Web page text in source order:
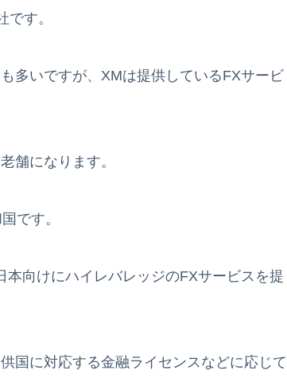
す。
多いですが、XMは提供しているFXサービ
舗になります。
です。
向けにハイレバレッジのFXサービスを提
国に対応する金融ライセンスなどに応じて